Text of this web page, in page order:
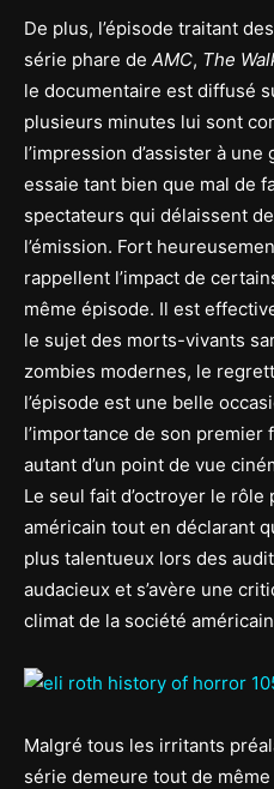
De plus, l’épisode traitant
série phare de AMC, The
le documentaire est diffusé
plusieurs minutes lui sont
l’impression d’assister à
essaie tant bien que mal de
spectateurs qui délaissent
l’émission. Fort
rappellent l’impact de
même épisode. Il est
le sujet des morts-vivants
zombies modernes, le
l’épisode est une belle
l’importance de son premier
autant d’un point de vue
Le seul fait d’octroyer le
américain tout en déclarant
plus talentueux lors des
audacieux et s’avère une
climat de la société
Malgré tous les irritants
série demeure tout de